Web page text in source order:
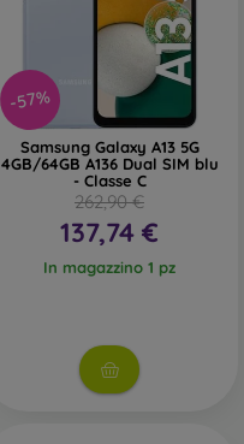
-57%
Samsung Galaxy A13 5G
4GB/64GB A136 Dual SIM blu
- Classe C
262,90 €
137,74 €
In magazzino 1 pz